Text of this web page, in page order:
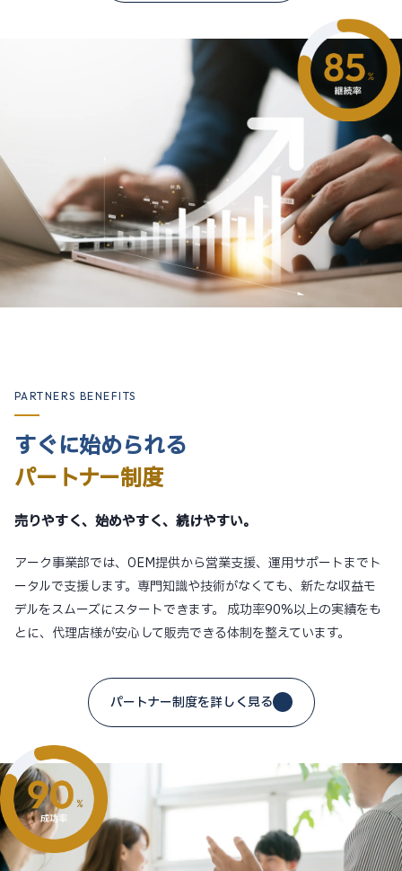
PARTNERS BENEFITS
すぐに始められる
パートナー制度
売りやすく、始めやすく、続けやすい。
アーク事業部では、OEM提供から営業支援、運用サポートまでト
ータルで支援します。専門知識や技術がなくても、新たな収益モ
デルをスムーズにスタートできます。 成功率90%以上の実績をも
とに、代理店様が安心して販売できる体制を整えています。
パートナー制度を詳しく見る